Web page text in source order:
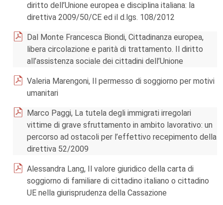
diritto dell’Unione europea e disciplina italiana: la
direttiva 2009/50/CE ed il d.lgs. 108/2012
Dal Monte Francesca Biondi, Cittadinanza europea,
libera circolazione e parità di trattamento. Il diritto
all’assistenza sociale dei cittadini dell’Unione
Valeria Marengoni, Il permesso di soggiorno per motivi
umanitari
Marco Paggi, La tutela degli immigrati irregolari
vittime di grave sfruttamento in ambito lavorativo: un
percorso ad ostacoli per l’effettivo recepimento della
direttiva 52/2009
Alessandra Lang, Il valore giuridico della carta di
soggiorno di familiare di cittadino italiano o cittadino
UE nella giurisprudenza della Cassazione